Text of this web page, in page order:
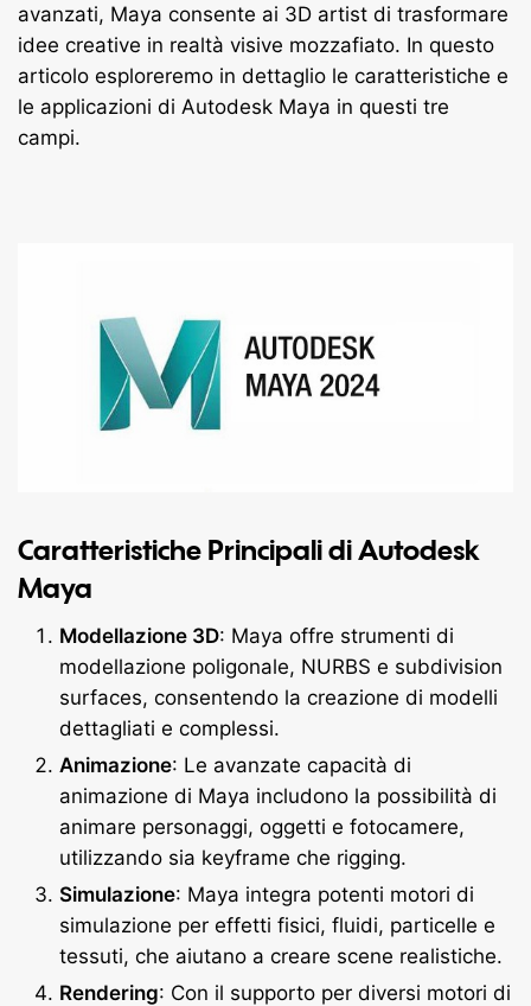
avanzati, Maya consente ai 3D artist di trasformare
idee creative in realtà visive mozzafiato. In questo
articolo esploreremo in dettaglio le caratteristiche e
le applicazioni di Autodesk Maya in questi tre
campi.
Caratteristiche Principali di Autodesk
Maya
Modellazione 3D: Maya offre strumenti di
modellazione poligonale, NURBS e subdivision
surfaces, consentendo la creazione di modelli
dettagliati e complessi.
Animazione: Le avanzate capacità di
animazione di Maya includono la possibilità di
animare personaggi, oggetti e fotocamere,
utilizzando sia keyframe che rigging.
Simulazione: Maya integra potenti motori di
simulazione per effetti fisici, fluidi, particelle e
tessuti, che aiutano a creare scene realistiche.
Rendering: Con il supporto per diversi motori di